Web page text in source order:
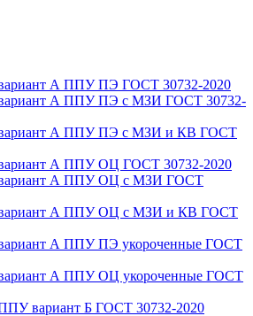
А ППУ ПЭ ГОСТ 30732-2020
А ППУ ПЭ с МЗИ ГОСТ 30732-
А ППУ ПЭ с МЗИ и КВ ГОСТ
А ППУ ОЦ ГОСТ 30732-2020
А ППУ ОЦ с МЗИ ГОСТ
А ППУ ОЦ с МЗИ и КВ ГОСТ
А ППУ ПЭ укороченные ГОСТ
А ППУ ОЦ укороченные ГОСТ
вариант Б ГОСТ 30732-2020